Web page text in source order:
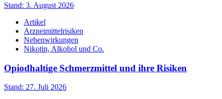
Stand: 3. August 2026
Artikel
Arzneimittelrisiken
Nebenwirkungen
Nikotin, Alkohol und Co.
Opiodhaltige Schmerzmittel und ihre Risiken
Stand: 27. Juli 2026